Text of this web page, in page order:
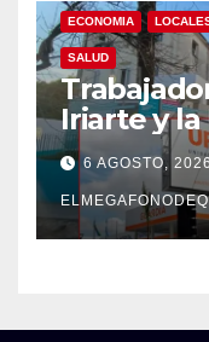
ECONOMIA
SALUD
Iriarte y la
pase a
mejoras
6 AGOSTO, 2026